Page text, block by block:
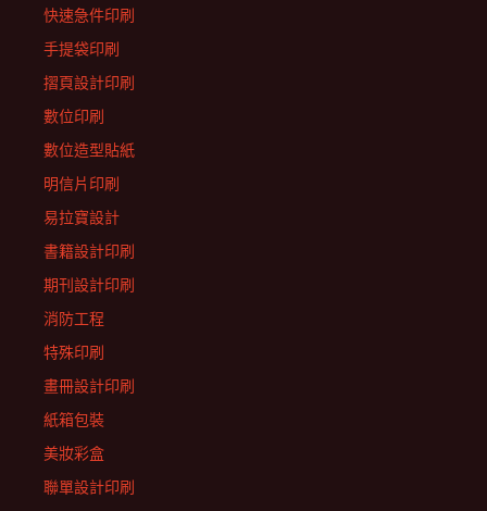
快速急件印刷
手提袋印刷
摺頁設計印刷
數位印刷
數位造型貼紙
明信片印刷
易拉寶設計
書籍設計印刷
期刊設計印刷
消防工程
特殊印刷
畫冊設計印刷
紙箱包裝
美妝彩盒
聯單設計印刷